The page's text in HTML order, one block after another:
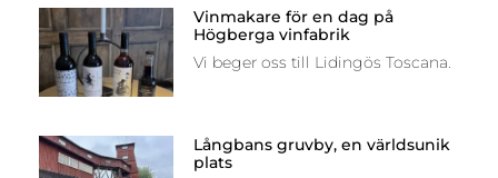
Vinmakare för en dag på
Högberga vinfabrik
Vi beger oss till Lidingös Toscana.
Långbans gruvby, en världsunik
plats